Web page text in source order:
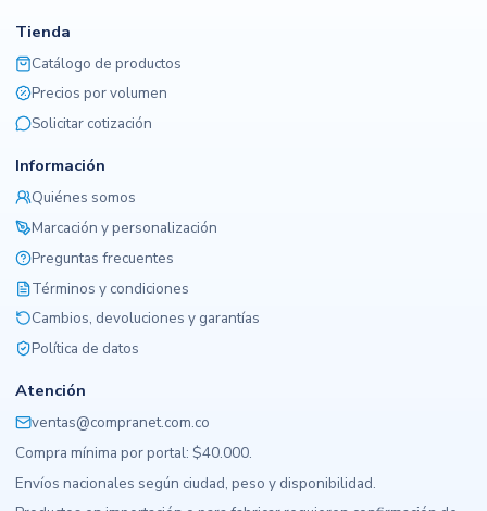
Tienda
Catálogo de productos
Precios por volumen
Solicitar cotización
Información
Quiénes somos
Marcación y personalización
Preguntas frecuentes
Términos y condiciones
Cambios, devoluciones y garantías
Política de datos
Atención
ventas@compranet.com.co
Compra mínima por portal: $40.000.
Envíos nacionales según ciudad, peso y disponibilidad.